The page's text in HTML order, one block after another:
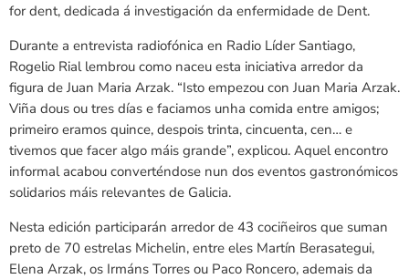
for dent, dedicada á investigación da enfermidade de Dent.
Durante a entrevista radiofónica en Radio Líder Santiago,
Rogelio Rial lembrou como naceu esta iniciativa arredor da
figura de Juan Maria Arzak. “Isto empezou con Juan Maria Arzak.
Viña dous ou tres días e faciamos unha comida entre amigos;
primeiro eramos quince, despois trinta, cincuenta, cen… e
tivemos que facer algo máis grande”, explicou. Aquel encontro
informal acabou converténdose nun dos eventos gastronómicos
solidarios máis relevantes de Galicia.
Nesta edición participarán arredor de 43 cociñeiros que suman
preto de 70 estrelas Michelin, entre eles Martín Berasategui,
Elena Arzak, os Irmáns Torres ou Paco Roncero, ademais da